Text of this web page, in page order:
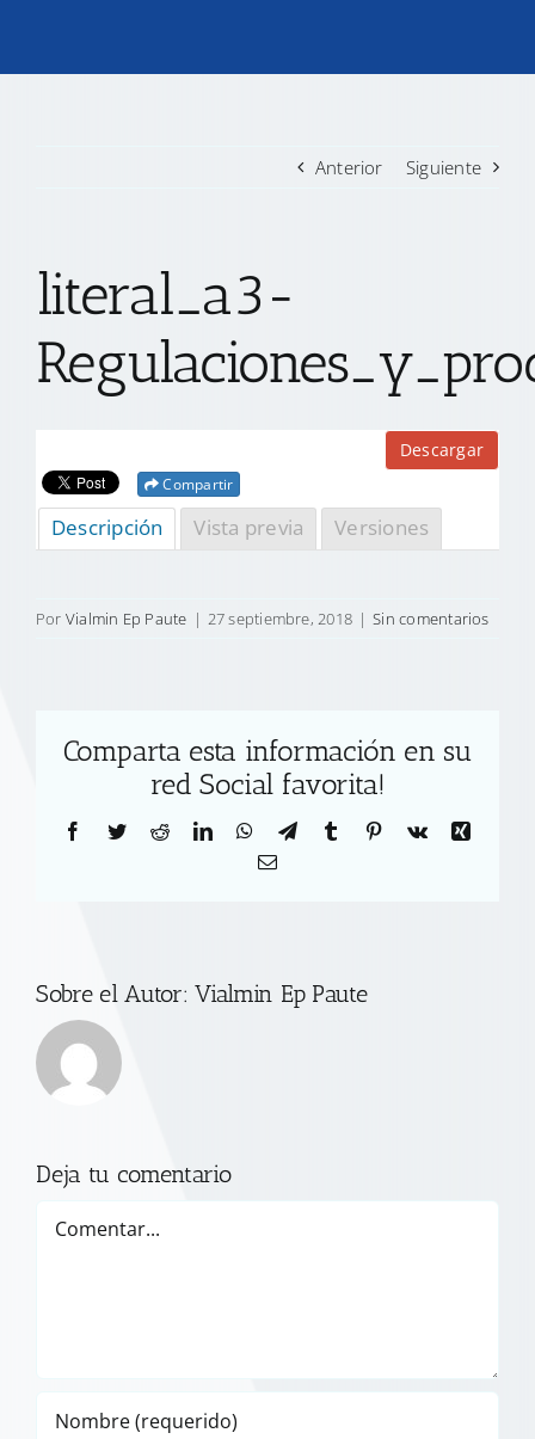
TRANSPARENCIA
CONTACTO
Anterior Siguiente
literal_a3-
Descargar
Compartir
Descripción Vista previa Versiones
Por Vialmin Ep Paute | 27 septiembre, 2018 | Sin comentarios
Comparta esta información en su
red Social favorita!
Facebook
TwitterRedditLinkedInWhatsApp
TelegramTumblr Pinterest
Vk
Xing
Correo
Sobre el Autor:Vialmin Ep Paute
Deja tu comentario